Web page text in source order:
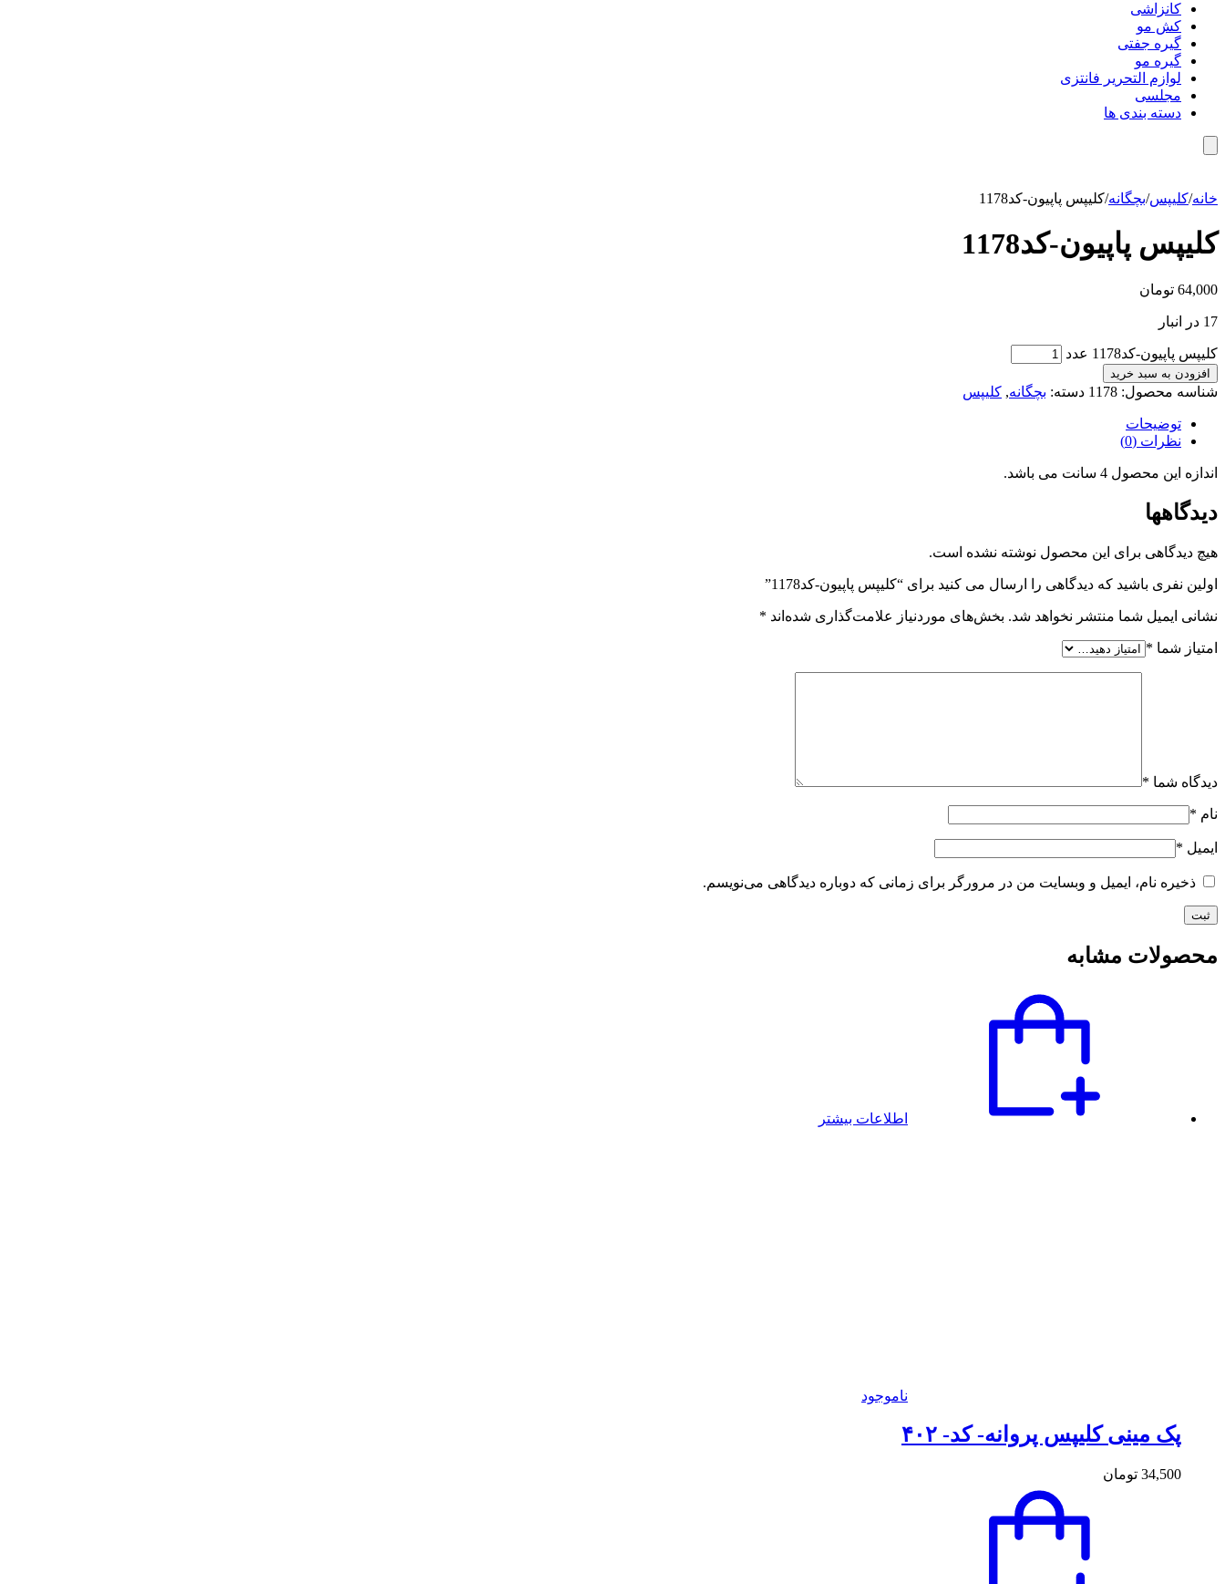
کانزاشی
کش مو
گیره جفتی
گیره مو
لوازم التحریر فانتزی
مجلسی
دسته بندی ها
خانه/کلیپس/بچگانه/کلیپس پاپیون-کد1178
کلیپس پاپیون-کد1178
64,000 تومان
17 در انبار
کلیپس پاپیون-کد1178 عدد
افزودن به سبد خرید
شناسه محصول: 1178 دسته: بچگانه, کلیپس
توضیحات
نظرات (0)
اندازه این محصول 4 سانت می باشد.
دیدگاهها
هیچ دیدگاهی برای این محصول نوشته نشده است.
اولین نفری باشید که دیدگاهی را ارسال می کنید برای “کلیپس پاپیون-کد1178”
نشانی ایمیل شما منتشر نخواهد شد. بخش‌های موردنیاز علامت‌گذاری شده‌اند *
امتیاز شما *
دیدگاه شما *
نام *
ایمیل *
ذخیره نام، ایمیل و وبسایت من در مرورگر برای زمانی که دوباره دیدگاهی می‌نویسم.
محصولات مشابه
اطلاعات بیشتر
ناموجود
پک مینی کلیپس پروانه- کد- ۴۰۲
34,500 تومان